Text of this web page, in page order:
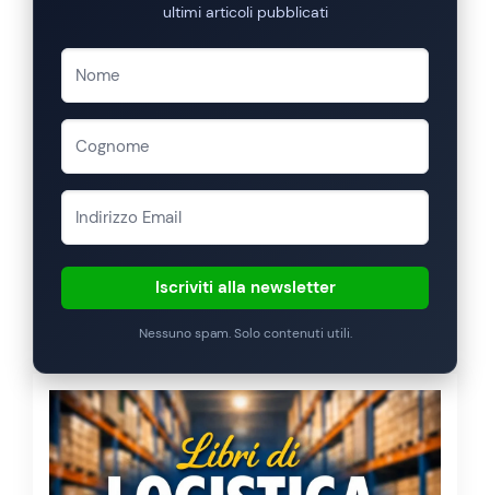
ultimi articoli pubblicati
Iscriviti alla newsletter
Nessuno spam. Solo contenuti utili.